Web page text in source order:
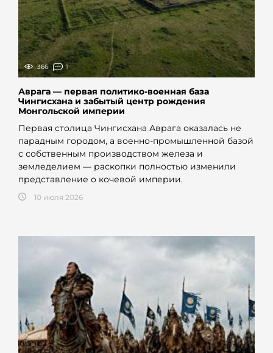
366 1
Аврага — первая политико-военная база
Чингисхана и забытый центр рождения
Монгольской империи
Первая столица Чингисхана Аврага оказалась не
парадным городом, а военно-промышленной базой
с собственным производством железа и
земледелием — раскопки полностью изменили
представление о кочевой империи.
10 июля 2026